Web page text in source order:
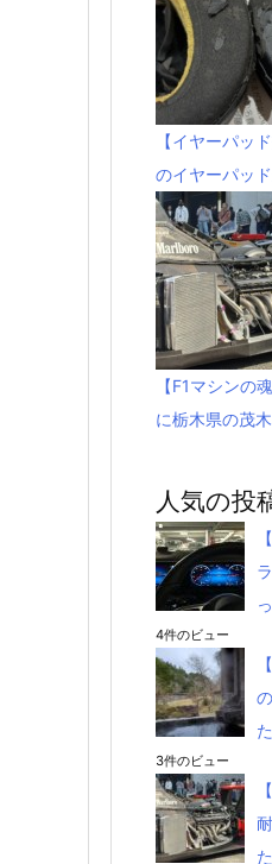
【イヤーパッ
のイヤーパッ
【F1マシンの
に栃木県の茂
人気の投
4件のビュー
3件のビュー